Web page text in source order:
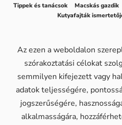
Tippek és tanácsok Macskás gazdik
Kutyafajták
Az ezen a weboldalon
szórakoztatási célokat
semmilyen kifejezett vagy
adatok teljességére,
jogszerűségére,
alkalmasságára,